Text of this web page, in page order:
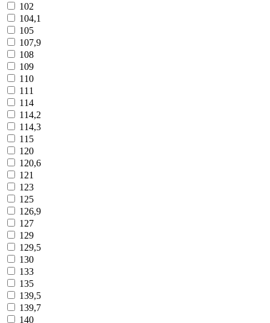
102
104,1
105
107,9
108
109
110
111
114
114,2
114,3
115
120
120,6
121
123
125
126,9
127
129
129,5
130
133
135
139,5
139,7
140